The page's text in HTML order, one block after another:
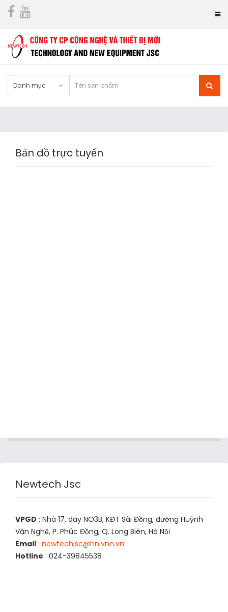
Danh mục
Bản đồ trực tuyến
Newtech Jsc
VPGD : Nhà 17, dãy NO3B, KĐT Sài Đồng, đường Huỳnh
Văn Nghệ, P. Phúc Đồng, Q. Long Biên, Hà Nội
Email : newtechjsc@hn.vnn.vn
Hotline : 024-39845538